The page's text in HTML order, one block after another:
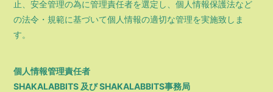
止、安全管理の為に管理責任者を選定し、個人情報保護法など
の法令・規範に基づいて個人情報の適切な管理を実施致しま
す。
個人情報管理責任者
SHAKALABBITS 及び SHAKALABBITS事務局